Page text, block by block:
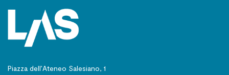
Piazza dell’Ateneo Salesiano, 1